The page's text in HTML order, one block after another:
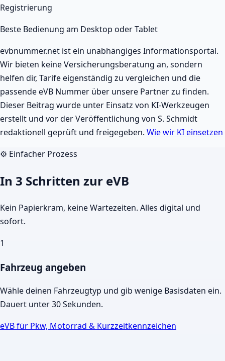
Registrierung
Beste Bedienung am Desktop oder Tablet
evbnummer.net ist ein unabhängiges Informationsportal.
Wir bieten keine Versicherungsberatung an, sondern
helfen dir, Tarife eigenständig zu vergleichen und die
passende eVB Nummer über unsere Partner zu finden.
Dieser Beitrag wurde unter Einsatz von KI-Werkzeugen
erstellt und vor der Veröffentlichung von S. Schmidt
redaktionell geprüft und freigegeben. Wie wir KI einsetzen
⚙️ Einfacher Prozess
In 3 Schritten zur eVB
Kein Papierkram, keine Wartezeiten. Alles digital und
sofort.
1
Fahrzeug angeben
Wähle deinen Fahrzeugtyp und gib wenige Basisdaten ein.
Dauert unter 30 Sekunden.
eVB für Pkw, Motorrad & Kurzzeitkennzeichen